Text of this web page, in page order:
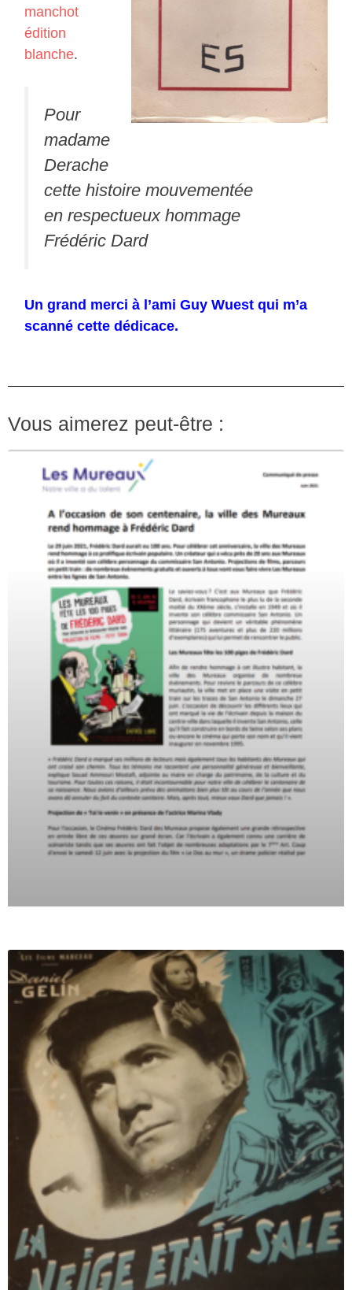
manchot
édition
blanche.
Pour
madame
Derache
cette histoire mouvementée
en respectueux hommage
Frédéric Dard
Un grand merci à l’ami Guy Wuest qui m’a
scanné cette dédicace.
Vous aimerez peut-être :